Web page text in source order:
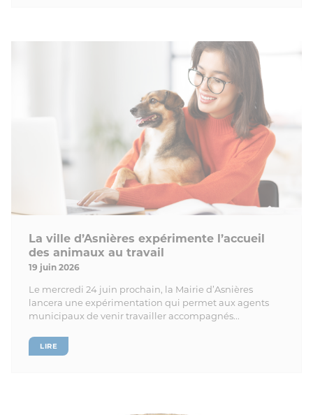
La ville d’Asnières expérimente l’accueil
des animaux au travail
19 juin 2026
Le mercredi 24 juin prochain, la Mairie d’Asnières
lancera une expérimentation qui permet aux agents
municipaux de venir travailler accompagnés...
LIRE